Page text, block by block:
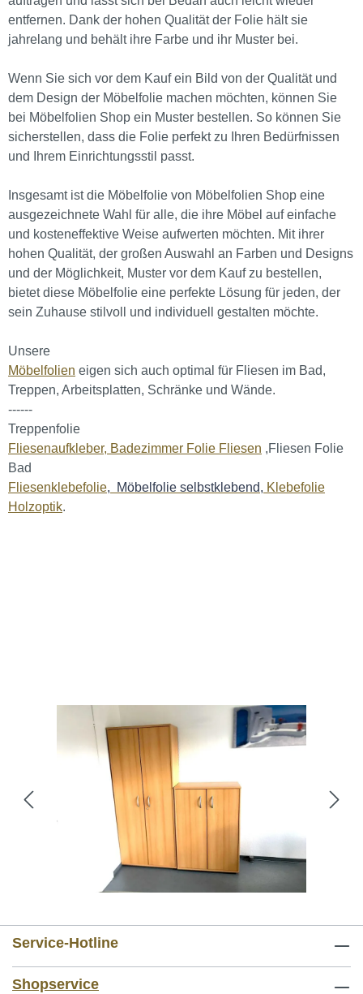
entfernen. Dank der hohen Qualität der Folie hält sie
jahrelang und behält ihre Farbe und ihr Muster bei.
Wenn Sie sich vor dem Kauf ein Bild von der Qualität und
dem Design der Möbelfolie machen möchten, können Sie
bei Möbelfolien Shop ein Muster bestellen. So können Sie
sicherstellen, dass die Folie perfekt zu Ihren Bedürfnissen
und Ihrem Einrichtungsstil passt.
Insgesamt ist die Möbelfolie von Möbelfolien Shop eine
ausgezeichnete Wahl für alle, die ihre Möbel auf einfache
und kosteneffektive Weise aufwerten möchten. Mit ihrer
hohen Qualität, der großen Auswahl an Farben und Designs
und der Möglichkeit, Muster vor dem Kauf zu bestellen,
bietet diese Möbelfolie eine perfekte Lösung für jeden, der
sein Zuhause stilvoll und individuell gestalten möchte.
Unsere
Möbelfolien eigen sich auch optimal für Fliesen im Bad,
Treppen, Arbeitsplatten, Schränke und Wände.
------
Treppenfolie
Fliesenaufkleber, Badezimmer Folie Fliesen ,Fliesen Folie
Bad
Fliesenklebefolie, Möbelfolie selbstklebend, Klebefolie
Holzoptik.
Bildergalerie überspringen
Service-Hotline
Shopservice